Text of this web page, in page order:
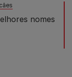
nomes